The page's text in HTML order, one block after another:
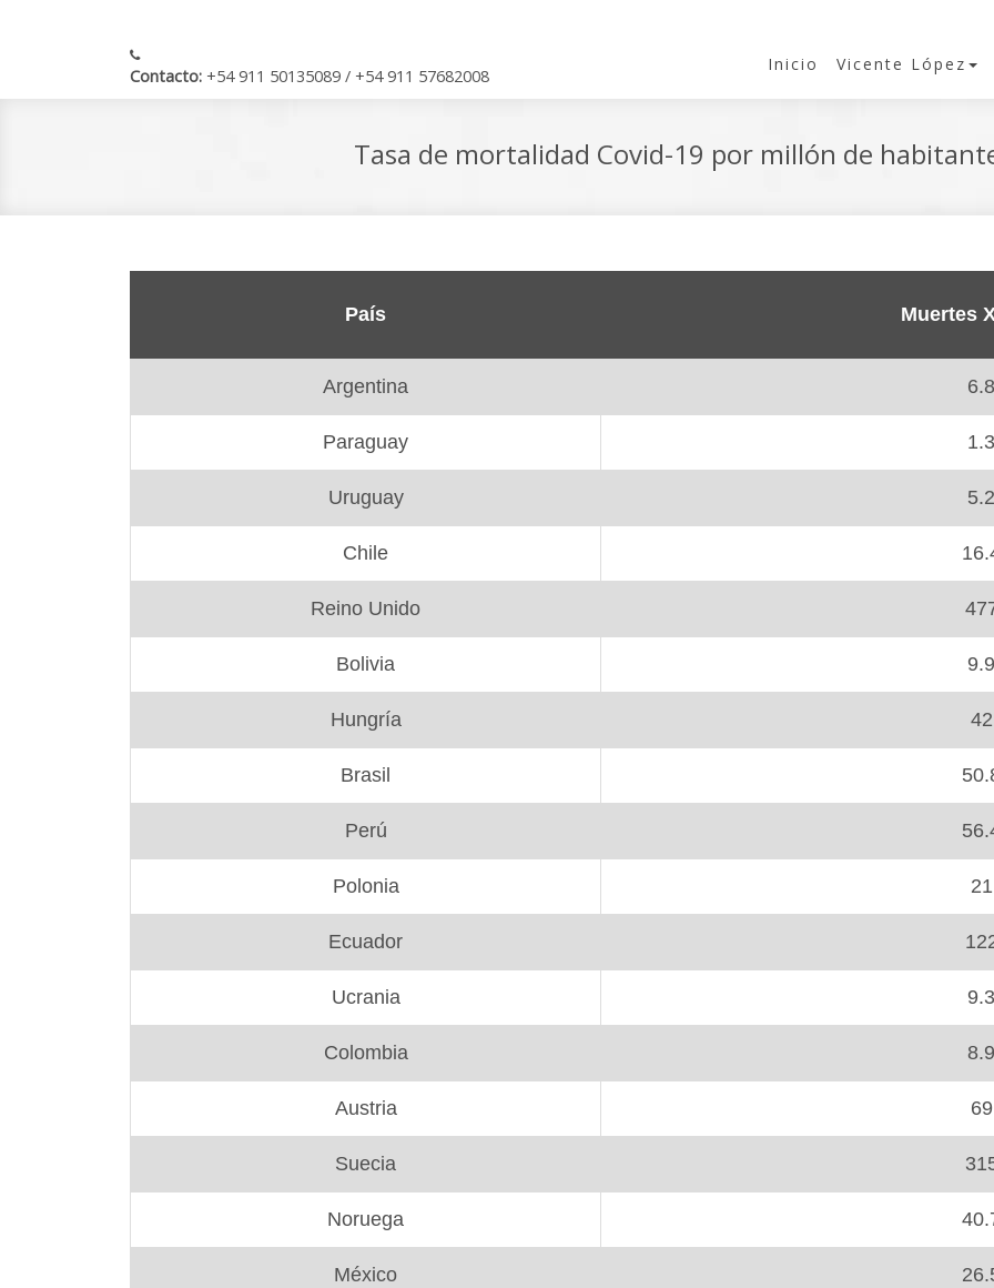
Contacto: +54 911 50135089 / +54 911 57682008
Inicio Vicente López
Tasa de mortalidad Covid-19 por millón de
País Muertes
Argentina 6.8
Paraguay 1.3
Uruguay 5.2
Chile
Reino Unido
Bolivia 9.9
Hungría 42
Brasil
Perú
Polonia 21
Ecuador
Ucrania 9.3
Colombia 8.9
Austria 69
Suecia
Noruega
México